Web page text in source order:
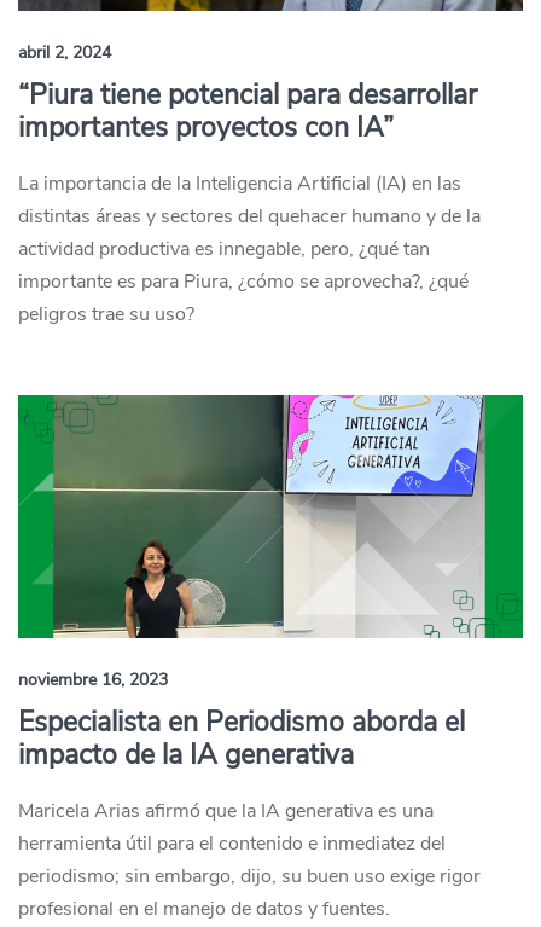
abril 2, 2024
“Piura tiene potencial para desarrollar
importantes proyectos con IA”
La importancia de la Inteligencia Artificial (IA) en las
distintas áreas y sectores del quehacer humano y de la
actividad productiva es innegable, pero, ¿qué tan
importante es para Piura, ¿cómo se aprovecha?, ¿qué
peligros trae su uso?
noviembre 16, 2023
Especialista en Periodismo aborda el
impacto de la IA generativa
Maricela Arias afirmó que la IA generativa es una
herramienta útil para el contenido e inmediatez del
periodismo; sin embargo, dijo, su buen uso exige rigor
profesional en el manejo de datos y fuentes.